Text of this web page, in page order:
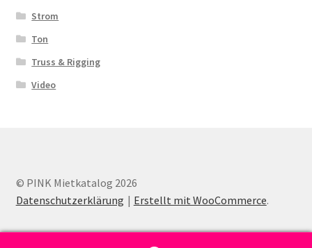
Strom
Ton
Truss & Rigging
Video
© PINK Mietkatalog 2026
Datenschutzerklärung
Erstellt mit WooCommerce.